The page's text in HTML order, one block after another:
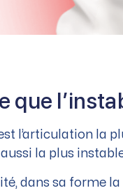
que
est l’articulation la
aussi la plus
dans sa forme